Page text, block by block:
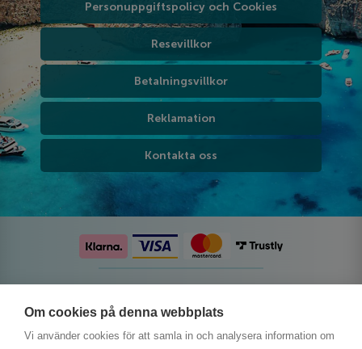
Om cookies på denna webbplats
Vi använder cookies för att samla in och analysera information om
Personuppgiftspolicy och Cookies
Resevillkor
Betalningsvillkor
Reklamation
Kontakta oss